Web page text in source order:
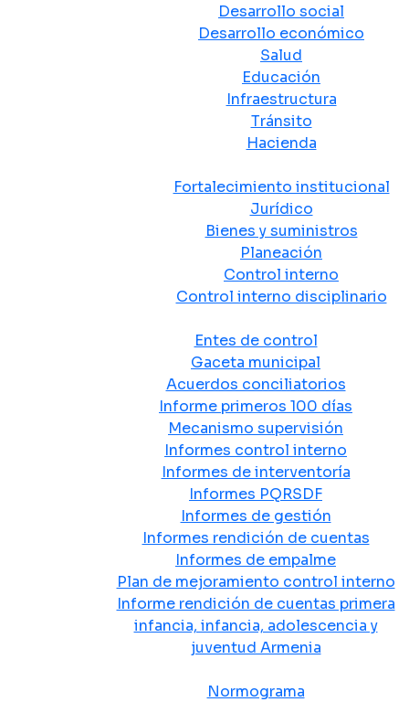
Desarrollo social
Desarrollo económico
Salud
Educación
Infraestructura
Tránsito
Hacienda
Fortalecimiento institucional
Jurídico
Bienes y suministros
Planeación
Control interno
Control interno disciplinario
Entes de control
Gaceta municipal
Acuerdos conciliatorios
Informe primeros 100 días
Mecanismo supervisión
Informes control interno
Informes de interventoría
Informes PQRSDF
Informes de gestión
Informes rendición de cuentas
Informes de empalme
Plan de mejoramiento control interno
Informe rendición de cuentas primera
infancia, infancia, adolescencia y
juventud Armenia
Normograma